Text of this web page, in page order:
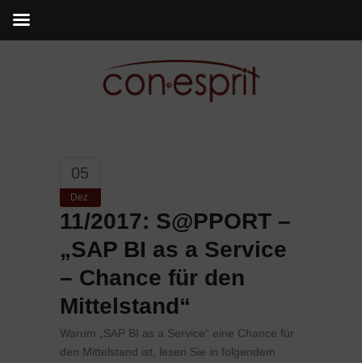
05
Dez.
11/2017: S@PPORT –
„SAP BI as a Service
– Chance für den
Mittelstand“
Warum „SAP BI as a Service“ eine Chance für
den Mittelstand ist, lesen Sie in folgendem